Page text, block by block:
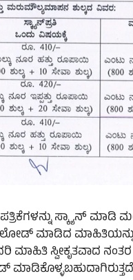
ಪತ್ರಿಕೆಗಳನ್ನು ಸ್ಕ್ಯಾನ್
ಲೋಡ್ ಮಾಡಿದ
ಸ್ವೀಕೃತವಾದ